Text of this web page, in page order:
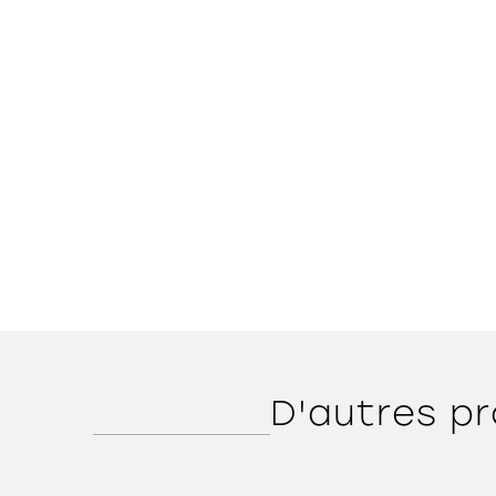
D'autres